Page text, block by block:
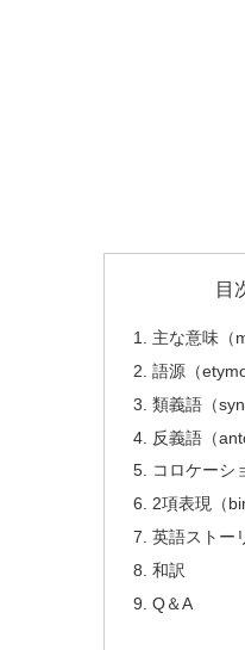
目
主な意味（
語源（
類義語（
反義語（
コロケーシ
2項表現（
英語ストー
和訳
Q＆A